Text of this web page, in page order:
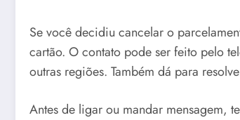
Se você decidiu cancelar o
cartão. O contato pode ser feito pelo
outras regiões. Também dá para
Antes de ligar ou mandar mensagem,